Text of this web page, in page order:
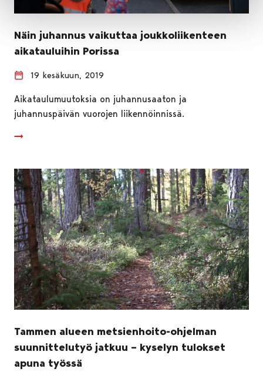
Näin juhannus vaikuttaa joukkoliikenteen
aikatauluihin Porissa
19 kesäkuun, 2019
Aikataulumuutoksia on juhannusaaton ja
juhannuspäivän vuorojen liikennöinnissä.
Tammen alueen metsienhoito-ohjelman
suunnittelutyö jatkuu – kyselyn tulokset
apuna työssä